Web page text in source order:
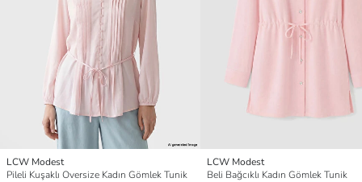
LCW Modest
Pileli Kuşaklı Oversize Kadın Gömlek Tunik
LCW Modest
Beli Bağcıklı Kadın Gömlek Tunik